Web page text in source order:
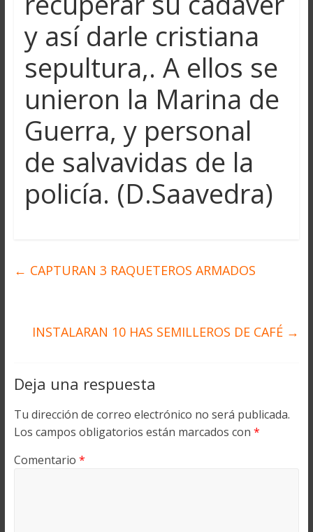
y así darle cristiana
sepultura,. A ellos se
unieron la Marina de
Guerra, y personal
de salvavidas de la
policía. (D.Saavedra)
← CAPTURAN 3 RAQUETEROS ARMADOS
INSTALARAN 10 HAS SEMILLEROS DE CAFÉ →
Deja una respuesta
Tu dirección de correo electrónico no será publicada.
Los campos obligatorios están marcados con *
Comentario *